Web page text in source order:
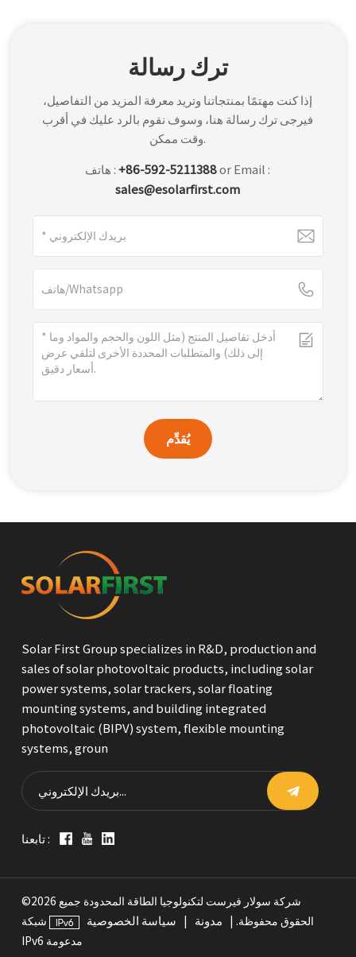
ترك رسالة
إذا كنت مهتمًا بمنتجاتنا وتريد معرفة المزيد من التفاصيل،
فيرجى ترك رسالة هنا، وسوف نقوم بالرد عليك في أقرب
وقت ممكن.
هاتف :+86-592-5211388or Email :
sales@esolarfirst.com
يُقدِّم
Solar First Group specializes in R&D, production and
sales of solar photovoltaic products, including solar
power systems, solar trackers, solar floating
mounting systems, and building integrated
photovoltaic (BIPV) system, flexible mounting
systems, groun
تابعنا :
©2026 شركة سولار فيرست لتكنولوجيا الطاقة المحدودة جميع
الحقوق محفوظة. |
مدونة سياسة الخصوصية
شبكة
IPv6 مدعومة